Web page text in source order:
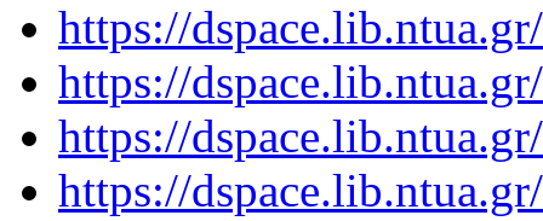
https://
https://
https://
https://